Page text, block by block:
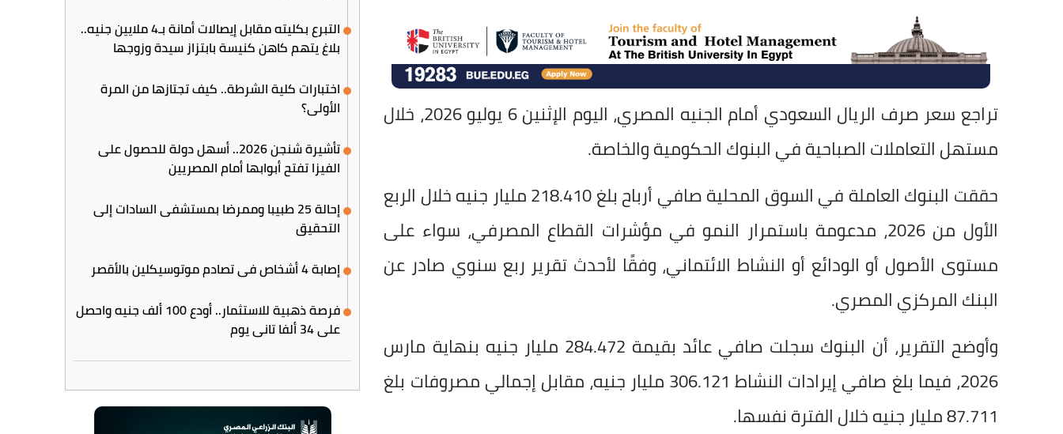
تراجع سعر صرف الريال السعودي أمام الجنيه المصري، اليوم الإثنين 6 يوليو 2026، خلال
مستهل التعاملات الصباحية في البنوك الحكومية والخاصة.
حققت البنوك العاملة في السوق المحلية صافي أرباح بلغ 218.410 مليار جنيه خلال الربع
الأول من 2026، مدعومة باستمرار النمو في مؤشرات القطاع المصرفي، سواء على
مستوى الأصول أو الودائع أو النشاط الائتماني، وفقًا لأحدث تقرير ربع سنوي صادر عن
البنك المركزي المصري.
وأوضح التقرير، أن البنوك سجلت صافي عائد بقيمة 284.472 مليار جنيه بنهاية مارس
2026، فيما بلغ صافي إيرادات النشاط 306.121 مليار جنيه، مقابل إجمالي مصروفات بلغ
87.711 مليار جنيه خلال الفترة نفسها.
التبرع بكليته مقابل إيصالات أمانة بـ4 ملايين جنيه..
بلاغ يتهم كاهن كنيسة بابتزاز سيدة وزوجها
اختبارات كلية الشرطة.. كيف تجتازها من المرة
الأولى؟
تأشيرة شنجن 2026.. أسهل دولة للحصول على
الفيزا تفتح أبوابها أمام المصريين
إحالة 25 طبيبا وممرضا بمستشفى السادات إلى
التحقيق
إصابة 4 أشخاص في تصادم موتوسيكلين بالأقصر
فرصة ذهبية للاستثمار.. أودع 100 ألف جنيه واحصل
على 34 ألفا تاني يوم